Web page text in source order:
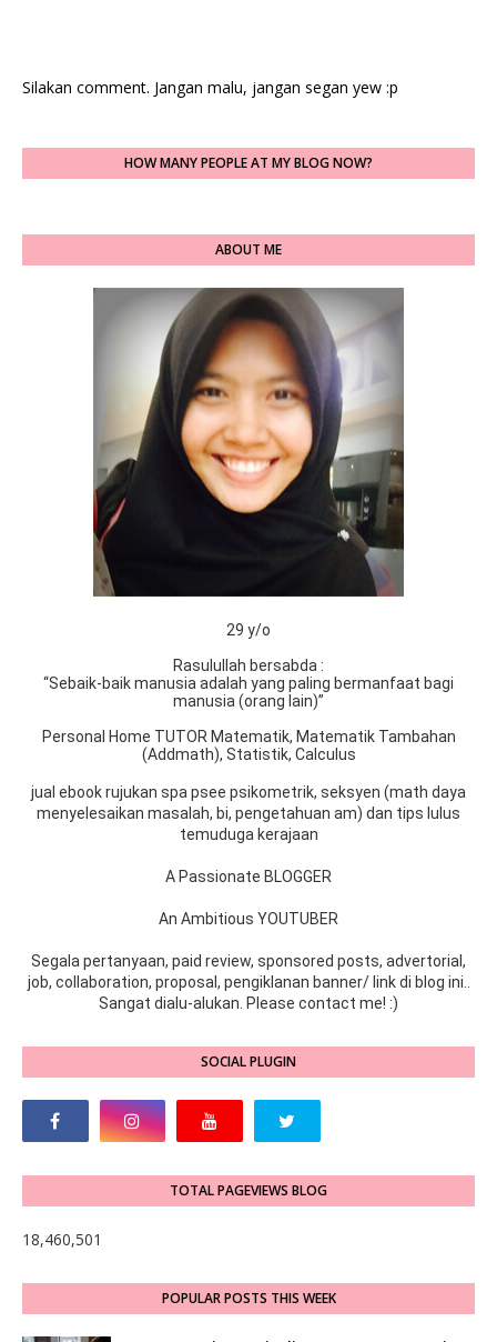
Silakan comment. Jangan malu, jangan segan yew :p
HOW MANY PEOPLE AT MY BLOG NOW?
ABOUT ME
29 y/o
Rasulullah bersabda :
“Sebaik-baik manusia adalah yang paling bermanfaat bagi
manusia (orang lain)”
Personal Home TUTOR Matematik, Matematik Tambahan
(Addmath), Statistik, Calculus
jual ebook rujukan spa psee psikometrik, seksyen (math daya
menyelesaikan masalah, bi, pengetahuan am) dan tips lulus
temuduga kerajaan
A Passionate BLOGGER
An Ambitious YOUTUBER
Segala pertanyaan, paid review, sponsored posts, advertorial,
job, collaboration, proposal, pengiklanan banner/ link di blog ini..
Sangat dialu-alukan. Please contact me! :)
SOCIAL PLUGIN
TOTAL PAGEVIEWS BLOG
18,460,501
POPULAR POSTS THIS WEEK